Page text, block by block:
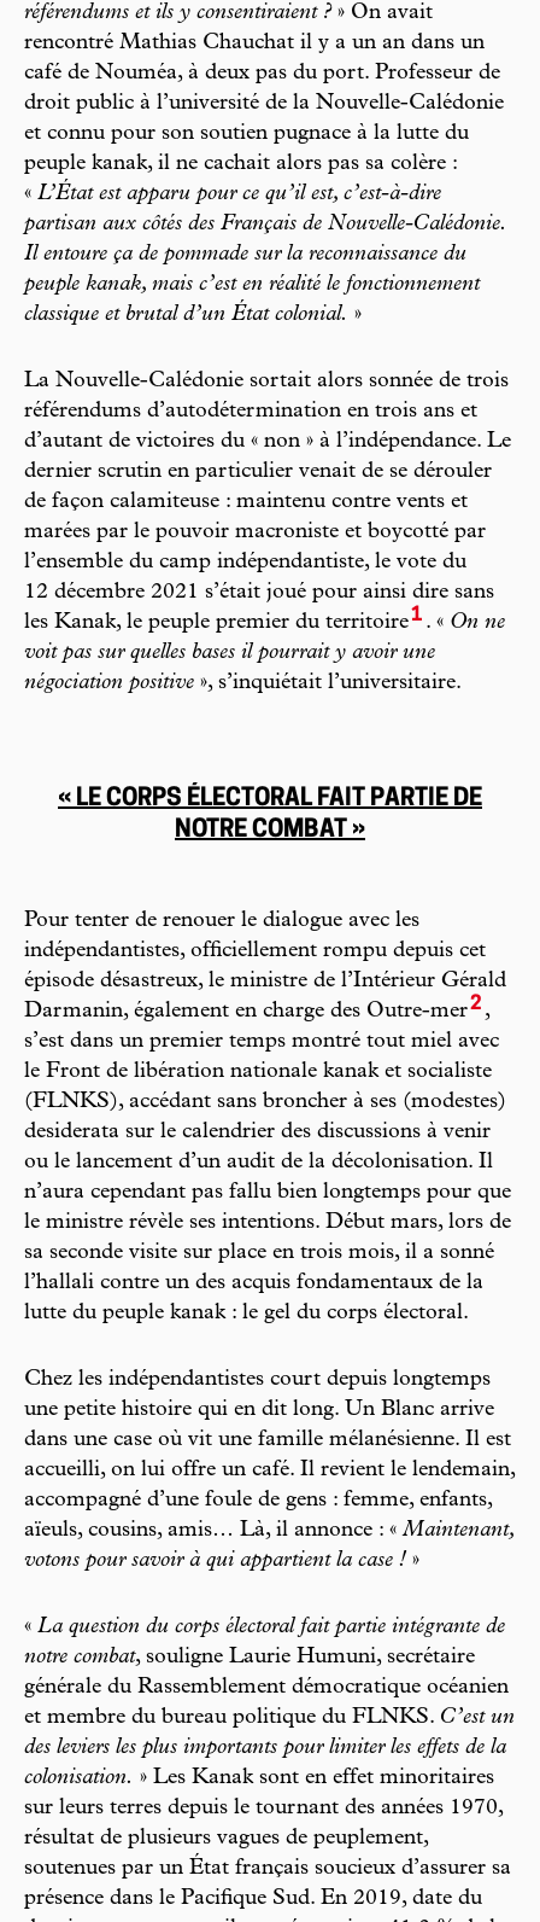
référendums et ils y consentiraient ?» On avait
rencontré Mathias Chauchat il y a un an dans un
café de Nouméa, à deux pas du port. Professeur de
droit public à l’université de la Nouvelle-Calédonie
et connu pour son soutien pugnace à la lutte du
peuple kanak, il ne cachait alors pas sa colère :
« L’État est apparu pour ce qu’il est, c’est-à-dire
partisan aux côtés des Français de Nouvelle-Calédonie.
Il entoure ça de pommade sur la reconnaissance du
peuple kanak, mais c’est en réalité le fonctionnement
classique et brutal d’un État colonial. »
La Nouvelle-Calédonie sortait alors sonnée de trois
référendums d’autodétermination en trois ans et
d’autant de victoires du « non » à l’indépendance. Le
dernier scrutin en particulier venait de se dérouler
de façon calamiteuse : maintenu contre vents et
marées par le pouvoir macroniste et boycotté par
l’ensemble du camp indépendantiste, le vote du
12 décembre 2021 s’était joué pour ainsi dire sans
les Kanak, le peuple premier du territoire1 . « On ne
voit pas sur quelles bases il pourrait y avoir une
négociation positive », s’inquiétait l’universitaire.
« LE CORPS ÉLECTORAL FAIT PARTIE DE
NOTRE COMBAT »
Pour tenter de renouer le dialogue avec les
indépendantistes, officiellement rompu depuis cet
épisode désastreux, le ministre de l’Intérieur Gérald
Darmanin, également en charge des Outre-mer2 ,
s’est dans un premier temps montré tout miel avec
le Front de libération nationale kanak et socialiste
(FLNKS), accédant sans broncher à ses (modestes)
desiderata sur le calendrier des discussions à venir
ou le lancement d’un audit de la décolonisation. Il
n’aura cependant pas fallu bien longtemps pour que
le ministre révèle ses intentions. Début mars, lors de
sa seconde visite sur place en trois mois, il a sonné
l’hallali contre un des acquis fondamentaux de la
lutte du peuple kanak : le gel du corps électoral.
Chez les indépendantistes court depuis longtemps
une petite histoire qui en dit long. Un Blanc arrive
dans une case où vit une famille mélanésienne. Il est
accueilli, on lui offre un café. Il revient le lendemain,
accompagné d’une foule de gens : femme, enfants,
aïeuls, cousins, amis… Là, il annonce : «Maintenant,
votons pour savoir à qui appartient la case ! »
« La question du corps électoral fait partie intégrante de
notre combat, souligne Laurie Humuni, secrétaire
générale du Rassemblement démocratique océanien
et membre du bureau politique du FLNKS. C’est un
des leviers les plus importants pour limiter les effets de la
colonisation. » Les Kanak sont en effet minoritaires
sur leurs terres depuis le tournant des années 1970,
résultat de plusieurs vagues de peuplement,
soutenues par un État français soucieux d’assurer sa
présence dans le Pacifique Sud. En 2019, date du